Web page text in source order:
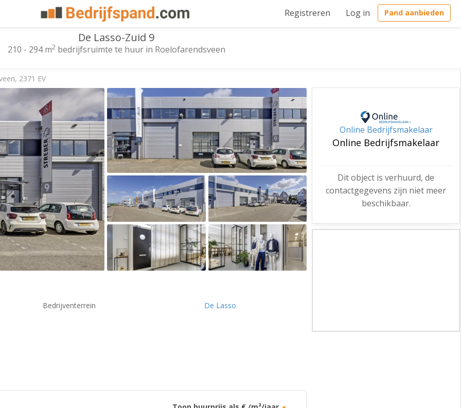
Registreren Log in Pand aanbieden
2371 EV
De Lasso-Zuid 9
210 - 294 m2bedrijfsruimte te huur in Roelofarendsveen
Bedrijventerrein De Lasso
Online Bedrijfsmakelaar
Online Bedrijfsmakelaar
Dit object is verhuurd, de
contactgegevens zijn niet meer
beschikbaar.